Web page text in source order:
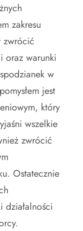
zakresu
zwrócić
oraz warunki
w
jest
który
wszelkie
zwrócić
Ostatecznie